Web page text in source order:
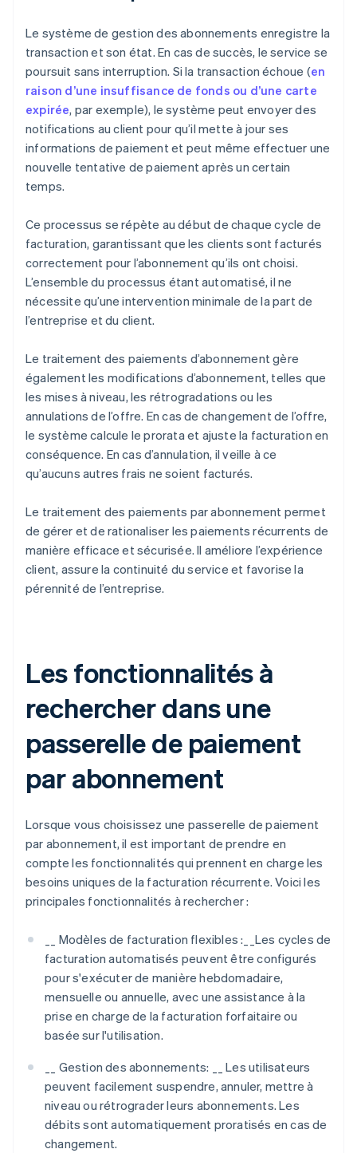
Le système de gestion des abonnements enregistre la
transaction et son état. En cas de succès, le service se
poursuit sans interruption. Si la transaction échoue (en
raison d’une insuffisance de fonds ou d’une carte
expirée, par exemple), le système peut envoyer des
notifications au client pour qu’il mette à jour ses
informations de paiement et peut même effectuer une
nouvelle tentative de paiement après un certain
temps.
Ce processus se répète au début de chaque cycle de
facturation, garantissant que les clients sont facturés
correctement pour l’abonnement qu’ils ont choisi.
L’ensemble du processus étant automatisé, il ne
nécessite qu’une intervention minimale de la part de
l’entreprise et du client.
Le traitement des paiements d’abonnement gère
également les modifications d’abonnement, telles que
les mises à niveau, les rétrogradations ou les
annulations de l’offre. En cas de changement de l’offre,
le système calcule le prorata et ajuste la facturation en
conséquence. En cas d’annulation, il veille à ce
qu’aucuns autres frais ne soient facturés.
Le traitement des paiements par abonnement permet
de gérer et de rationaliser les paiements récurrents de
manière efficace et sécurisée. Il améliore l’expérience
client, assure la continuité du service et favorise la
pérennité de l’entreprise.
Les fonctionnalités à
rechercher dans une
passerelle de paiement
par abonnement
Lorsque vous choisissez une passerelle de paiement
par abonnement, il est important de prendre en
compte les fonctionnalités qui prennent en charge les
besoins uniques de la facturation récurrente. Voici les
principales fonctionnalités à rechercher :
__ Modèles de facturation flexibles :__Les cycles de
facturation automatisés peuvent être configurés
pour s'exécuter de manière hebdomadaire,
mensuelle ou annuelle, avec une assistance à la
prise en charge de la facturation forfaitaire ou
basée sur l'utilisation.
__ Gestion des abonnements: __ Les utilisateurs
peuvent facilement suspendre, annuler, mettre à
niveau ou rétrograder leurs abonnements. Les
débits sont automatiquement proratisés en cas de
changement.